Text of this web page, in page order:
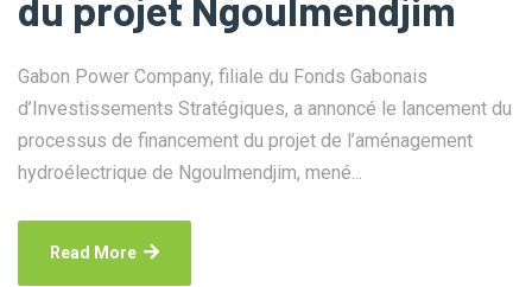
Gabon Power Company, filiale du Fonds Gabonais
d’Investissements Stratégiques, a annoncé le lancement du
processus de financement du projet de l’aménagement
hydroélectrique de Ngoulmendjim, mené...
Read More